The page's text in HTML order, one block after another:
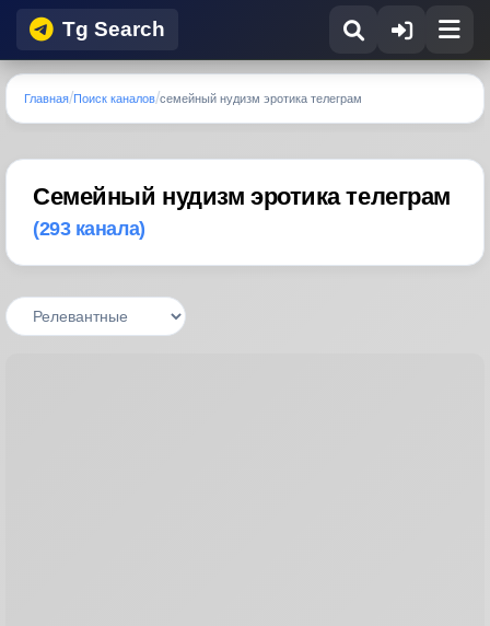
Tg Search
Главная Поиск каналов семейный нудизм эротика телеграм
Семейный нудизм эротика телеграм
(293 канала)